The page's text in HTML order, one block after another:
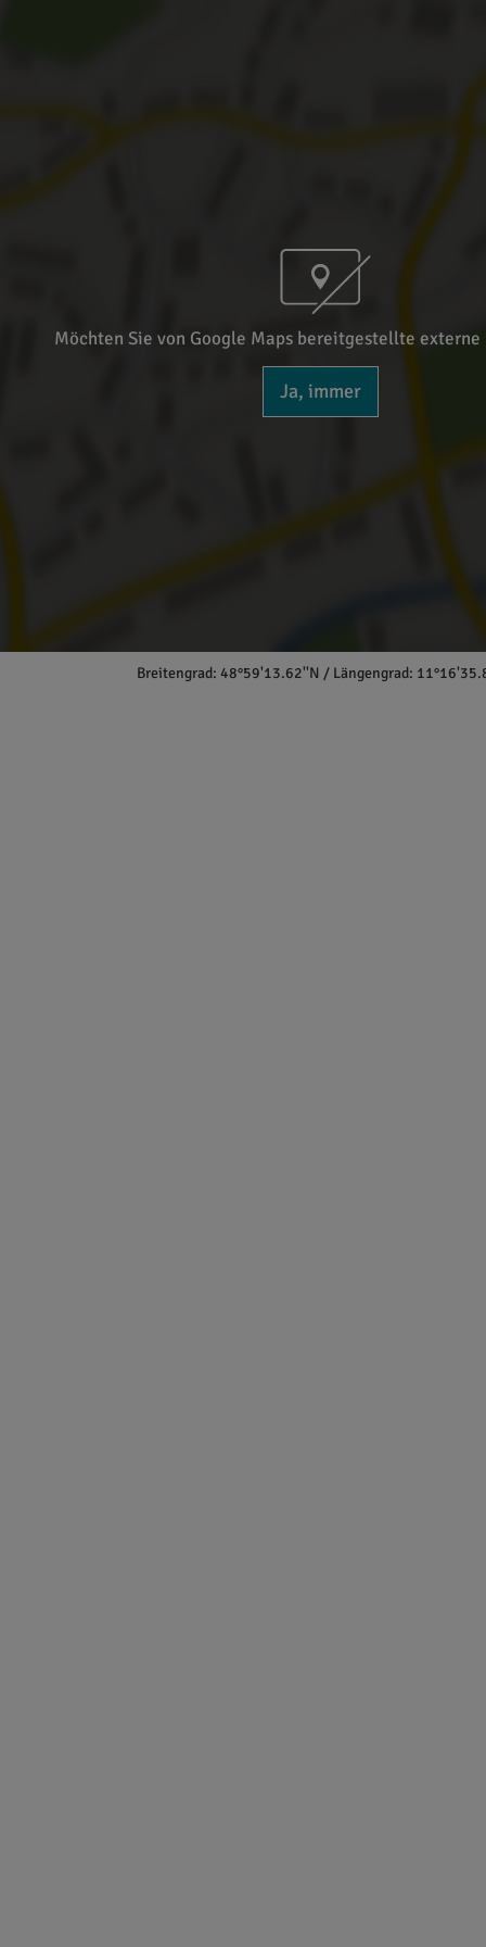
Möchten Sie von Google Maps bereitgestellte
Ja, immer
Breitengrad: 48°59'13.62''N / Längengrad: